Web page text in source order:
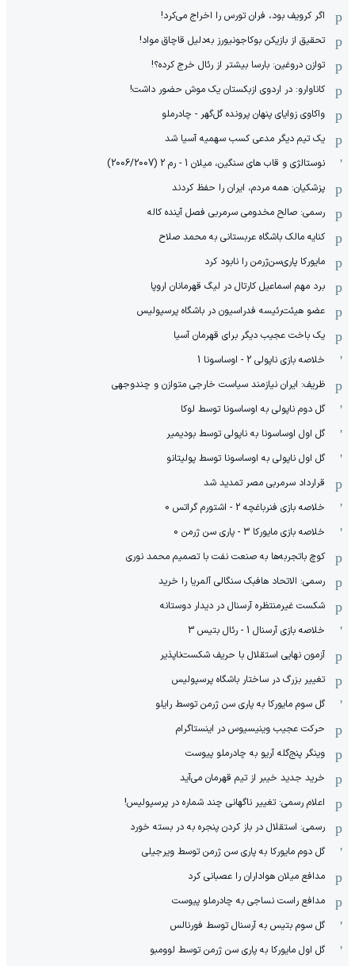
اگر کرویف بود، فران تورس را اخراج می‌کرد!
تحقیق از بازیکن بوکاجونیورز به‌دلیل قاچاق مواد!
توازن دروغین: بارسا بیشتر از رئال خرج کرده؟!
کاناوارو: در اردوی ازبکستان یک موش حضور داشت!
واکاوی زوایای پنهان پرونده گل‌گهر - چادرملو
یک تیم دیگر مدعی کسب سهمیه آسیا شد
نوستالژی و قاب های سنگین، میلان 1 - رم 2 (2006/2007)
پزشکیان: همه مردم، ایران را حفظ کردند
رسمی: صالح مخدومی سرمربی فصل آینده کاله
کنایه مالک باشگاه عربستانی به محمد صلاح
مایورکا پاری‌سن‌ژرمن را نابود کرد
برد مهم اسماعیل کارتال در لیگ قهرمانان اروپا
عضو هیئت‌رئیسه فدراسیون در باشگاه پرسپولیس
یک باخت عجیب دیگر برای قهرمان آسیا
خلاصه بازی ناپولی 2 - اوساسونا 1
ظریف: ایران نیازمند سیاست خارجی متوازن و چندوجهی
گل دوم ناپولی به اوساسونا توسط لوکا
گل اول اوساسونا به ناپولی توسط بودیمیر
گل اول ناپولی به اوساسونا توسط پولیتانو
قرارداد سرمربی مصر تمدید شد
خلاصه بازی فنرباغچه 2 - اشتورم گراتس 0
خلاصه بازی مایورکا 3 - پاری سن ژرمن 0
کوچ باتجربه‌ها به صنعت نفت با تصمیم محمد نوری
رسمی: الاتحاد هافبک سنگالی آلمریا را خرید
شکست غیرمنتظره آرسنال در دیدار دوستانه
خلاصه بازی آرسنال 1 - رئال بتیس 3
آزمون نهایی استقلال با حریف شکست‌ناپذیر
تغییر بزرگ در ساختار باشگاه پرسپولیس
گل سوم مایورکا به پاری سن ژرمن توسط رایلو
حرکت عجیب وینیسیوس در اینستاگرام
وینگر پنج‌گله آریو به چادرملو پیوست
خرید جدید خیبر از تیم قهرمان می‌آید
اعلام رسمی: تغییر ناگهانی چند شماره در پرسپولیس!
رسمی: استقلال در باز کردن پنجره به در بسته خورد
گل دوم مایورکا به پاری سن ژرمن توسط ویرجیلی
مدافع میلان هواداران را عصبانی کرد
مدافع راست نساجی به چادرملو پیوست
گل سوم بتیس به آرسنال توسط فورنالس
گل اول مایورکا به پاری سن ژرمن توسط لوومبو